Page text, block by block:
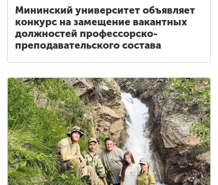
Мининский университет объявляет
конкурс на замещение вакантных
должностей профессорско-
преподавательского состава